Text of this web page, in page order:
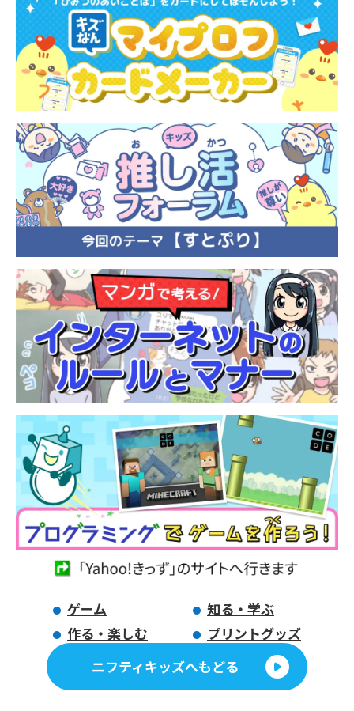
ゲーム
知る・学ぶ
作る・楽しむ
プリントグッズ
ニフティキッズへもどる